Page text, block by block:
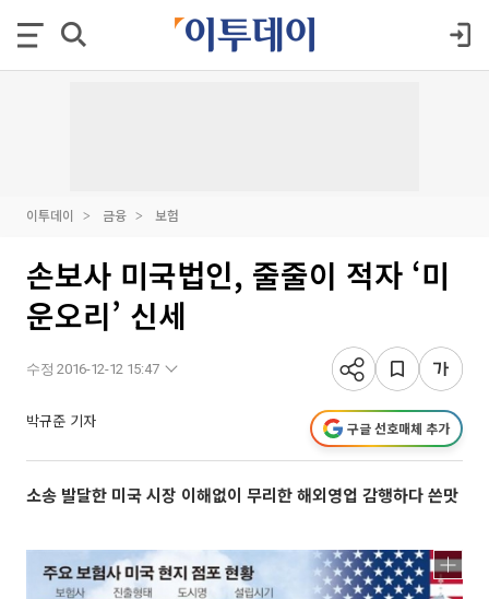
이투데이 금융 보험
손보사 미국법인, 줄줄이 적자 ‘미
운오리’ 신세
수정 2016-12-12 15:47
박규준 기자 구글 선호매체 추가
소송 발달한 미국 시장 이해없이 무리한 해외영업 감행하다 쓴맛